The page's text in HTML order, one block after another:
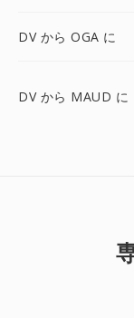
DV から OGA に
DV から MAUD に